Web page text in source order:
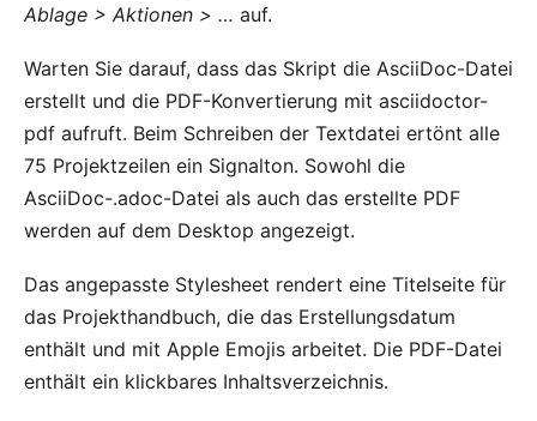
Ablage > Aktionen > … auf.
Warten Sie darauf, dass das Skript die AsciiDoc-Datei
erstellt und die PDF-Konvertierung mit asciidoctor-
pdf aufruft. Beim Schreiben der Textdatei ertönt alle
75 Projektzeilen ein Signalton. Sowohl die
AsciiDoc-.adoc-Datei als auch das erstellte PDF
werden auf dem Desktop angezeigt.
Das angepasste Stylesheet rendert eine Titelseite für
das Projekthandbuch, die das Erstellungsdatum
enthält und mit Apple Emojis arbeitet. Die PDF-Datei
enthält ein klickbares Inhaltsverzeichnis.